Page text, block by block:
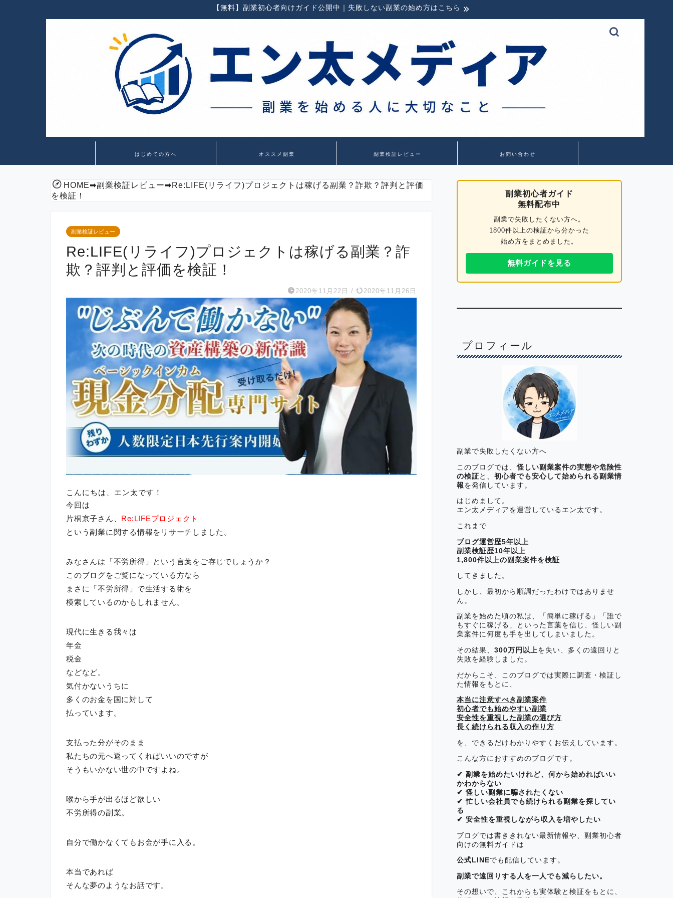
【無料】副業初心者向けガイド公開中｜失敗しない副業の始め方はこちら
はじめての方へ オススメ副業 副業検証レビュー お問い合わせ
HOME➡副業検証レビュー➡Re:LIFE(リライフ)プロジェクトは稼げる副業？詐欺？評判と評価
を検証！
副業検証レビュー
Re:LIFE(リライフ)プロジェクトは稼げる副業？詐
欺？評判と評価を検証！
2020年11月22日 / 2020年11月26日
こんにちは、エン太です！
今回は
片桐京子さん、 Re:LIFEプロジェクト
という副業に関する情報をリサーチしました。
みなさんは「不労所得」という言葉をご存じでしょうか？
このブログをご覧になっている方なら
まさに「不労所得」で生活する術を
模索しているのかもしれません。
現代に生きる我々は
年金
税金
などなど。
気付かないうちに
多くのお金を国に対して
払っています。
支払った分がそのまま
私たちの元へ返ってくればいいのですが
そうもいかない世の中ですよね。
喉から手が出るほど欲しい
不労所得の副業。
自分で働かなくてもお金が手に入る。
本当であれば
そんな夢のようなお話です。
副業初心者ガイド
無料配布中
副業で失敗したくない方へ。
1800件以上の検証から分かった
始め方をまとめました。
無料ガイドを見る
プロフィール
副業で失敗したくない方へ
このブログでは、怪しい副業案件の実態や危険性
の検証 と、 初心者でも安心して始められる副業情
報 を発信しています。
はじめまして。
エン太メディアを運営しているエン太です。
これまで
ブログ運営歴5年以上
副業検証歴10年以上
1,800件以上の副業案件を検証
してきました。
しかし、最初から順調だったわけではありませ
ん。
副業を始めた頃の私は、「簡単に稼げる」「誰で
もすぐに稼げる」といった言葉を信じ、怪しい副
業案件に何度も手を出してしまいました。
その結果、 300万円以上 を失い、多くの遠回りと
失敗を経験しました。
だからこそ、このブログでは実際に調査・検証し
た情報をもとに、
本当に注意すべき副業案件
初心者でも始めやすい副業
安全性を重視した副業の選び方
長く続けられる収入の作り方
を、できるだけわかりやすくお伝えしています。
こんな方におすすめのブログです。
✔ 副業を始めたいけれど、何から始めればいい
かわからない
✔ 怪しい副業に騙されたくない
✔ 忙しい会社員でも続けられる副業を探してい
る
✔ 安全性を重視しながら収入を増やしたい
ブログでは書ききれない最新情報や、副業初心者
向けの無料ガイドは
公式LINEでも配信しています。
副業で遠回りする人を一人でも減らしたい。
その想いで、これからも実体験と検証をもとに、